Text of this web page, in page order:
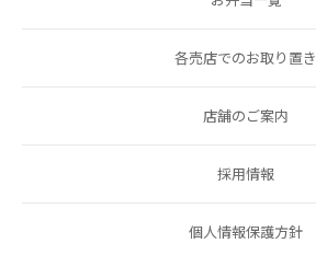
各売店でのお取り置き
店舗のご案内
採用情報
個人情報保護方針